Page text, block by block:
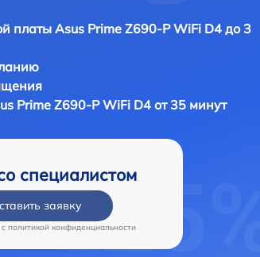
платы Asus Prime Z690-P WiFi D4 до 3
Prime Z690-P WiFi D4 от 35 минут
специалистом
заявку
c политикой конфиденциальности